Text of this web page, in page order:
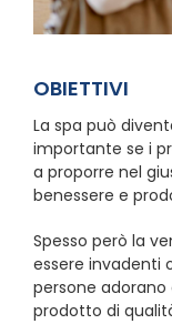
OBIETTIVI
La spa può
importante se i
a proporre nel
benessere e
Spesso però la
essere invadenti
persone
prodotto di